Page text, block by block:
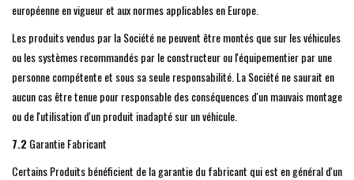
européenne en vigueur et aux normes applicables en Europe.
Les produits vendus par la Société ne peuvent être montés que sur les véhicules
ou les systèmes recommandés par le constructeur ou l'équipementier par une
personne compétente et sous sa seule responsabilité. La Société ne saurait en
aucun cas être tenue pour responsable des conséquences d'un mauvais montage
ou de l'utilisation d'un produit inadapté sur un véhicule.
7.2 Garantie Fabricant
Certains Produits bénéficient de la garantie du fabricant qui est en général d'un